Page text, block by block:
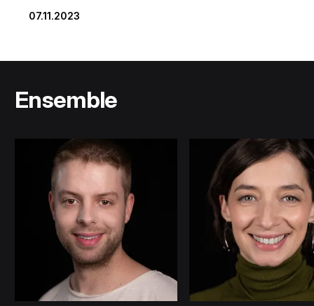
07.11.2023
Ensemble